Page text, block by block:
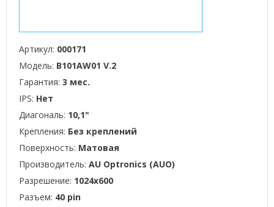
Артикул: 000171
Модель: B101AW01 V.2
Гарантия: 3 мес.
IPS: Нет
Диагональ: 10,1"
Крепления: Без креплений
Поверхность: Матовая
Производитель: AU Optronics (AUO)
Разрешение: 1024x600
Разъем: 40 pin